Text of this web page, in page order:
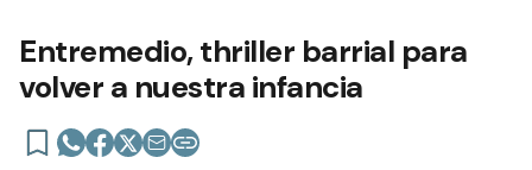
Entremedio, thriller barrial para
volver a nuestra infancia